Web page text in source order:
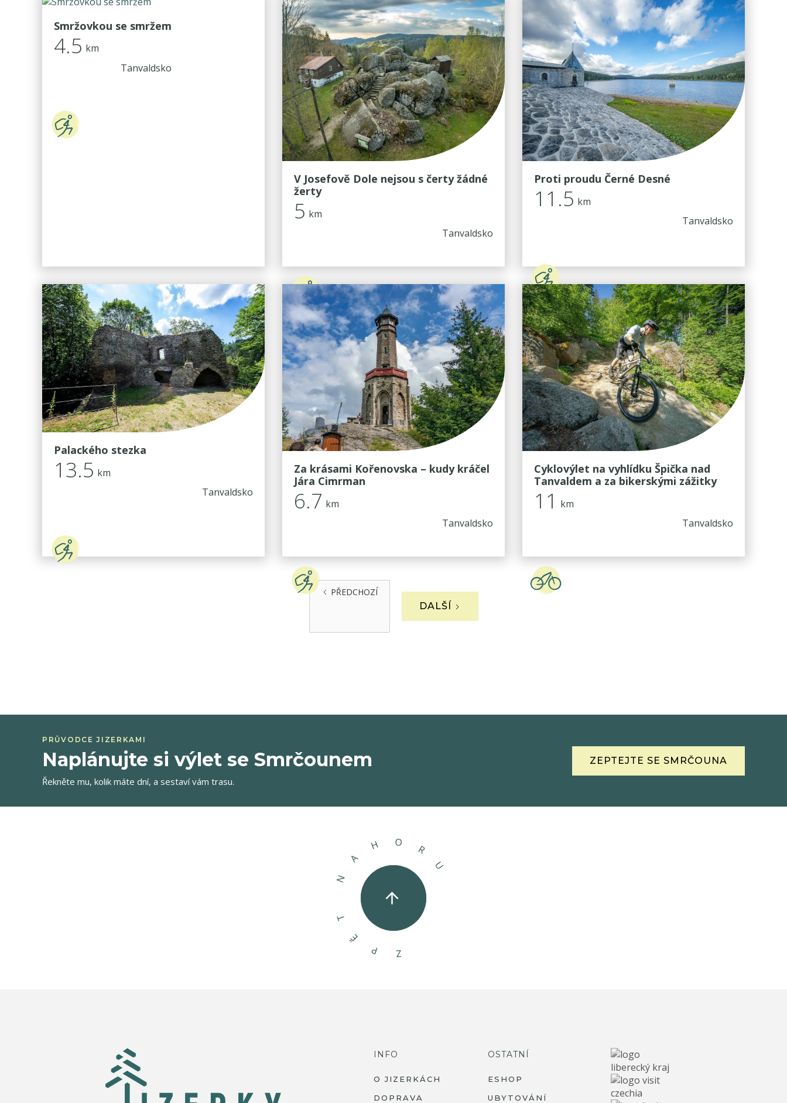
Smržovkou se smržem
4.5 km
Tanvaldsko
V Josefově Dole nejsou s čerty žádné
žerty
5 km
Tanvaldsko
Proti proudu Černé Desné
11.5 km
Tanvaldsko
Palackého stezka
13.5 km
Tanvaldsko
Za krásami Kořenovska – kudy kráčel
Jára Cimrman
6.7 km
Tanvaldsko
Cyklovýlet na vyhlídku Špička nad
Tanvaldem a za bikerskými zážitky
11
km
Tanvaldsko
PŘEDCHOZÍ
DALŠÍ
PRŮVODCE JIZERKAMI
Naplánujte si výlet se Smrčounem
Řekněte mu, kolik máte dní, a sestaví vám trasu.
ZEPTEJTE SE SMRČOUNA
Z
P
Ě
T
N
A
H O
R
U
INFO
O JIZERKÁCH
DOPRAVA
OSTATNÍ
ESHOP
UBYTOVÁNÍ